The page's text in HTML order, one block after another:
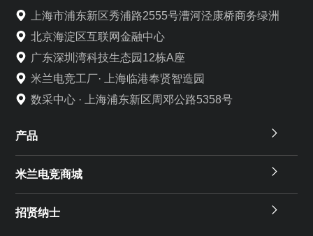
上海市浦东新区秀浦路2555号漕河泾康桥商务绿洲
北京海淀区互联网金融中心
广东深圳湾科技生态园12栋A座
米兰电竞工厂· 上海临港奉贤智造园
数采中心 · 上海浦东新区周邓公路5358号
产品
米兰电竞商城
招贤纳士